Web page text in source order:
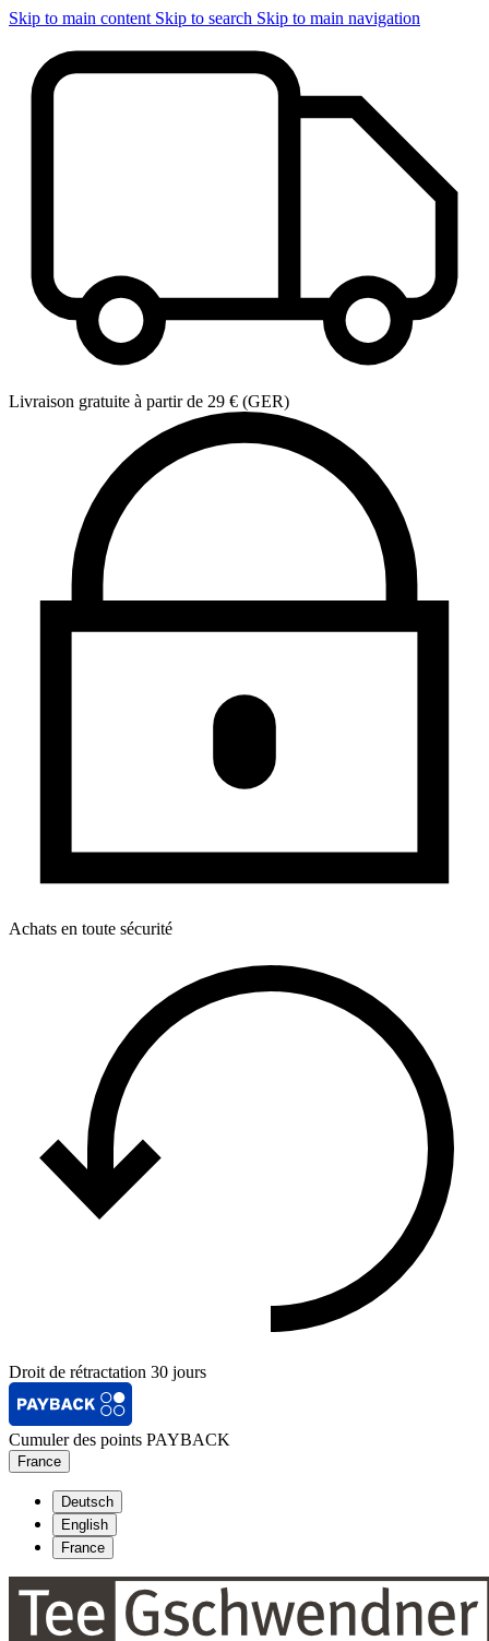
Skip to main content Skip to search Skip to main navigation
Livraison gratuite à partir de 29 € (GER)
Achats en toute sécurité
Droit de rétractation 30 jours
Cumuler des points PAYBACK
France
Deutsch
English
France